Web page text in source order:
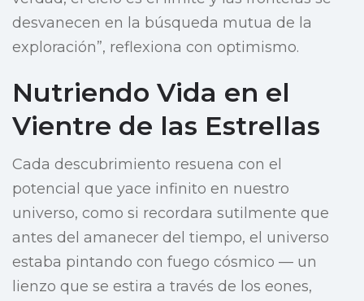
desvanecen en la búsqueda mutua de la
exploración”, reflexiona con optimismo.
Nutriendo Vida en el
Vientre de las Estrellas
Cada descubrimiento resuena con el
potencial que yace infinito en nuestro
universo, como si recordara sutilmente que
antes del amanecer del tiempo, el universo
estaba pintando con fuego cósmico — un
lienzo que se estira a través de los eones,